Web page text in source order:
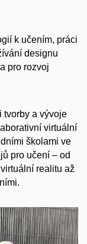
k učením, práci
designu
pro rozvoj
tvorby a vývoje
virtuální
školami ve
pro učení – od
realitu až